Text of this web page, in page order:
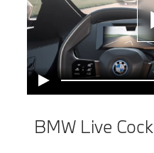
BMW Live